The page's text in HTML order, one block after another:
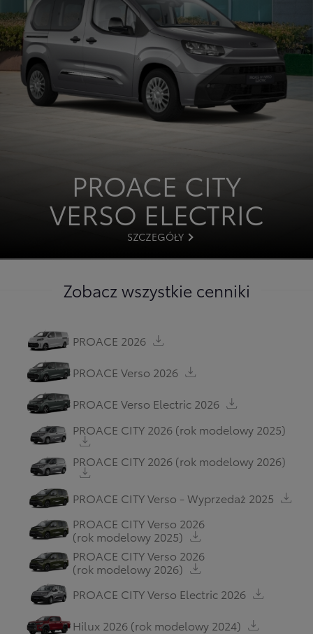
PROACE CITY
VERSO ELECTRIC
SZCZEGÓŁY
Zobacz wszystkie cenniki
PROACE 2026
PROACE Verso 2026
PROACE Verso Electric 2026
PROACE CITY 2026 (rok modelowy 2025)
PROACE CITY 2026 (rok modelowy 2026)
PROACE CITY Verso - Wyprzedaż 2025
PROACE CITY Verso 2026
(rok modelowy 2025)
PROACE CITY Verso 2026
(rok modelowy 2026)
PROACE CITY Verso Electric 2026
Hilux 2026 (rok modelowy 2024)